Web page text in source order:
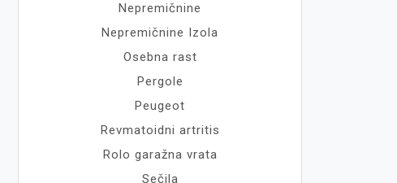
Nepremičnine
Nepremičnine Izola
Osebna rast
Pergole
Peugeot
Revmatoidni artritis
Rolo garažna vrata
Sečila